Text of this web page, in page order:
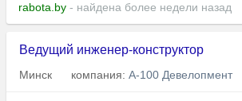
rabota.by - найдена более недели назад
Ведущий инженер-конструктор
Минск компания: А-100 Девелопмент